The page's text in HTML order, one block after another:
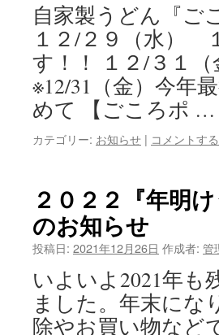
自家製うどん『ご
１２/２９（水）
す！！ １２/３１
※12/31（金）今年
めて 【ごころポ …
カテゴリー: お知らせ | コメントする
２０２２『年明
のお知らせ
投稿日: 2021年12月26日 作成者: 管
いよいよ2021年も
ました。年末にな
除やお買い物など